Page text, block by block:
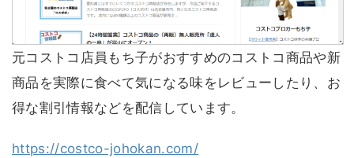
元コストコ店員もち子がおすすめのコストコ商品や新
商品を実際に食べて気になる味をレビューしたり、お
得な割引情報などを配信しています。
https://costco-johokan.com/